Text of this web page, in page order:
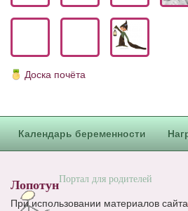
Доска почёта
Календарь беременности
ЛопотунПортал для родителей
При использовании материалов